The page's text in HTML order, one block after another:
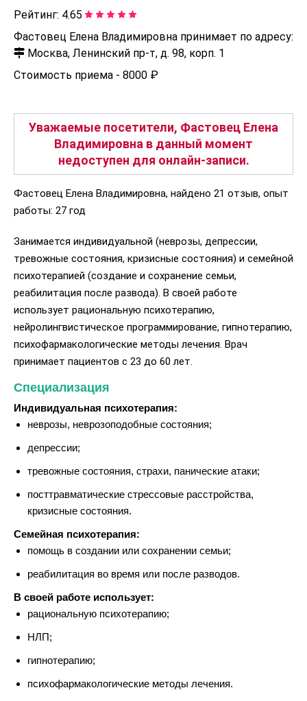
Рейтинг: 4.65
Фастовец Елена Владимировна принимает по адресу:
Москва, Ленинский пр-т, д. 98, корп. 1
Стоимость приема - 8000 ₽
Уважаемые посетители, Фастовец Елена
Владимировна в данный момент
недоступен для онлайн-записи.
Фастовец Елена Владимировна, найдено 21 отзыв, опыт
работы: 27 год
Занимается индивидуальной (неврозы, депрессии,
тревожные состояния, кризисные состояния) и семейной
психотерапией (создание и сохранение семьи,
реабилитация после развода). В своей работе
использует рациональную психотерапию,
нейролингвистическое программирование, гипнотерапию,
психофармакологические методы лечения. Врач
принимает пациентов с 23 до 60 лет.
Специализация
Индивидуальная психотерапия:
неврозы, неврозоподобные состояния;
депрессии;
тревожные состояния, страхи, панические атаки;
посттравматические стрессовые расстройства,
кризисные состояния.
Семейная психотерапия:
помощь в создании или сохранении семьи;
реабилитация во время или после разводов.
В своей работе использует:
рациональную психотерапию;
НЛП;
гипнотерапию;
психофармакологические методы лечения.